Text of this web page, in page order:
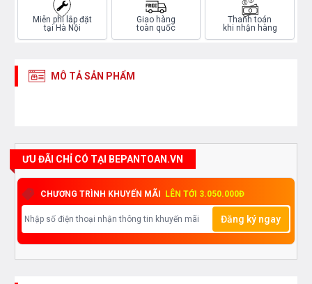
Miễn phí lắp đặt
tại Hà Nội
Giao hàng
toàn quốc
Thanh toán
khi nhận hàng
MÔ TẢ SẢN PHẨM
ƯU ĐÃI CHỈ CÓ TẠI BEPANTOAN.VN
CHƯƠNG TRÌNH KHUYẾN MÃI LÊN TỚI 3.050.000Đ
Đăng ký ngay